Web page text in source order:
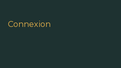
Connexion